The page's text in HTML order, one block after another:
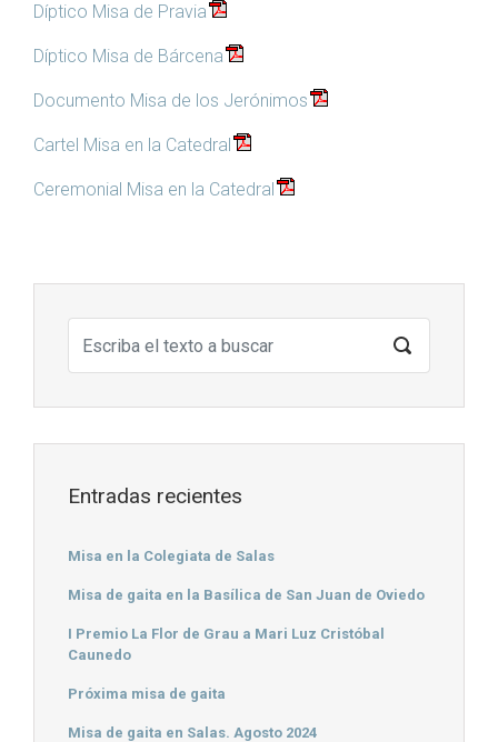
Díptico Misa de Pravia
Díptico Misa de Bárcena
Documento Misa de los Jerónimos
Cartel Misa en la Catedral
Ceremonial Misa en la Catedral
Entradas recientes
Misa en la Colegiata de Salas
Misa de gaita en la Basílica de San Juan de Oviedo
I Premio La Flor de Grau a Mari Luz Cristóbal
Caunedo
Próxima misa de gaita
Misa de gaita en Salas. Agosto 2024